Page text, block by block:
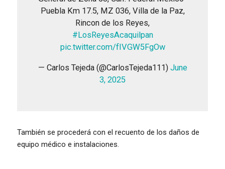
Puebla Km 17.5, MZ 036, Villa de la Paz,
Rincon de los Reyes,
#LosReyesAcaquilpan
pic.twitter.com/fIVGW5FgOw
— Carlos Tejeda (@CarlosTejeda111) June
3, 2025
También se procederá con el recuento de los daños de
equipo médico e instalaciones.